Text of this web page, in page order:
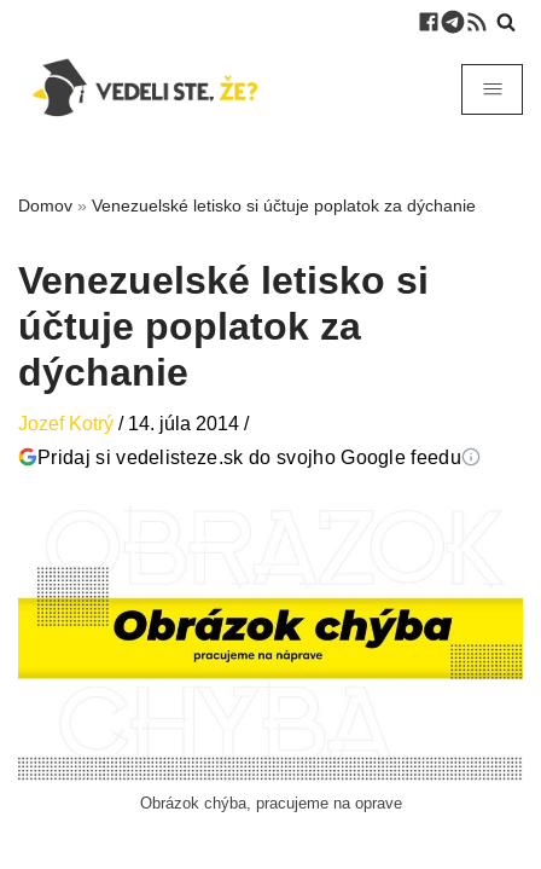
Domov » Venezuelské letisko si účtuje poplatok za dýchanie
Venezuelské letisko si
účtuje poplatok za
dýchanie
Jozef Kotrý / 14. júla 2014 /
Pridaj si vedelisteze.sk do svojho Google feedu
Obrázok chýba, pracujeme na oprave